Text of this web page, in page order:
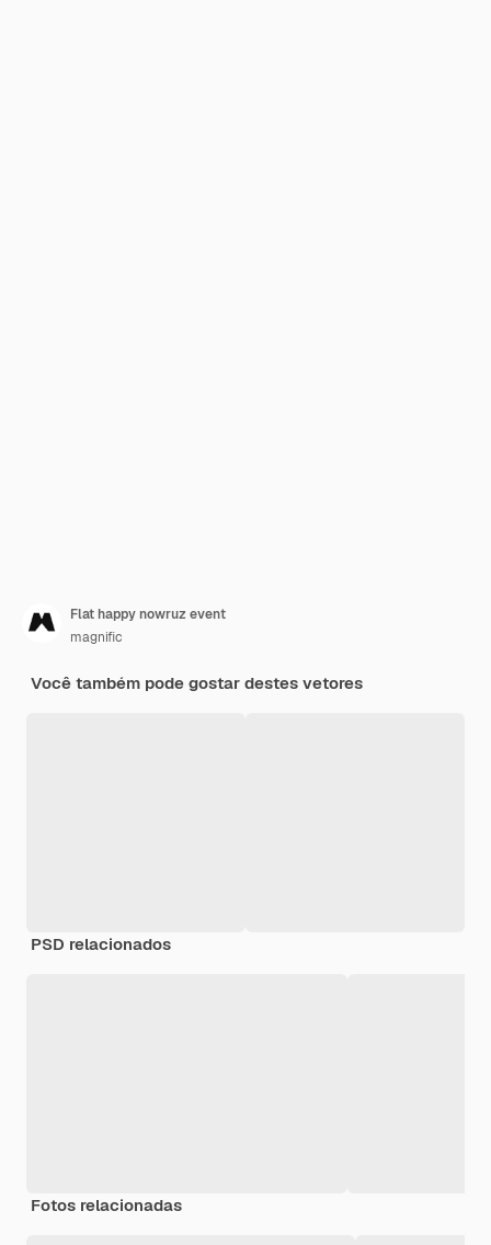
Flat happy nowruz event
magnific
Você também pode gostar destes vetores
PSD relacionados
Fotos relacionadas